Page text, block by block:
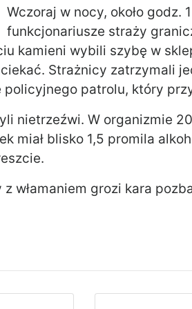
Wczoraj w nocy, około godz.
funkcjonariusze straży
kamieni wybili szybę w
Strażnicy zatrzymali
patrolu, który
nietrzeźwi. W organizmie
miał blisko 1,5 promila
włamaniem grozi kara